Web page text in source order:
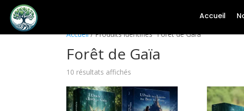
Accueil
Accueil/ Produits identifiés “Forêt de Gaïa”
Forêt de Gaïa
10 résultats affichés